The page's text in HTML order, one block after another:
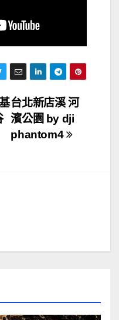
台北新店溪 河
濱公園 by dji
phantom4